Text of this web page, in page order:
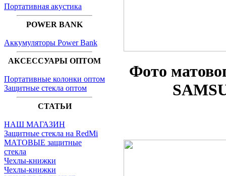
Портативная акустика
POWER BANK
Аккумуляторы Power Bank
АКСЕССУАРЫ ОПТОМ
Портативные колонки оптом
Защитные стекла оптом
СТАТЬИ
НАШ МАГАЗИН
Защитные стекла на RedMi
МАТОВЫЕ защитные
стекла
Чехлы-книжки
Чехлы-книжки
Фото